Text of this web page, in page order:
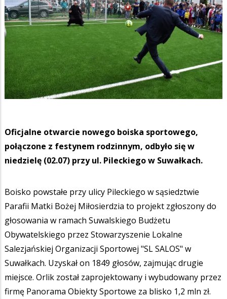
Oficjalne otwarcie nowego boiska sportowego,
połączone z festynem rodzinnym, odbyło się w
niedzielę (02.07) przy ul. Pileckiego w Suwałkach.
Boisko powstałe przy ulicy Pileckiego w sąsiedztwie
Parafii Matki Bożej Miłosierdzia to projekt zgłoszony do
głosowania w ramach Suwalskiego Budżetu
Obywatelskiego przez Stowarzyszenie Lokalne
Salezjańskiej Organizacji Sportowej "SL SALOS" w
Suwałkach. Uzyskał on 1849 głosów, zajmując drugie
miejsce. Orlik został zaprojektowany i wybudowany przez
firmę Panorama Obiekty Sportowe za blisko 1,2 mln zł.